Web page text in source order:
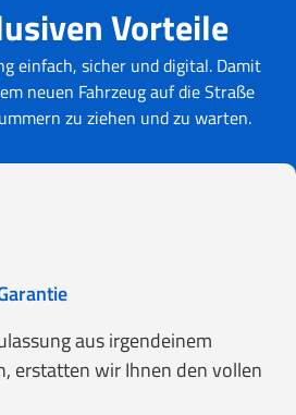
Vorteile
einfach, sicher und digital. Damit
neuen Fahrzeug auf die Straße
zu ziehen und zu warten.
aus irgendeinem
erstatten wir Ihnen den vollen